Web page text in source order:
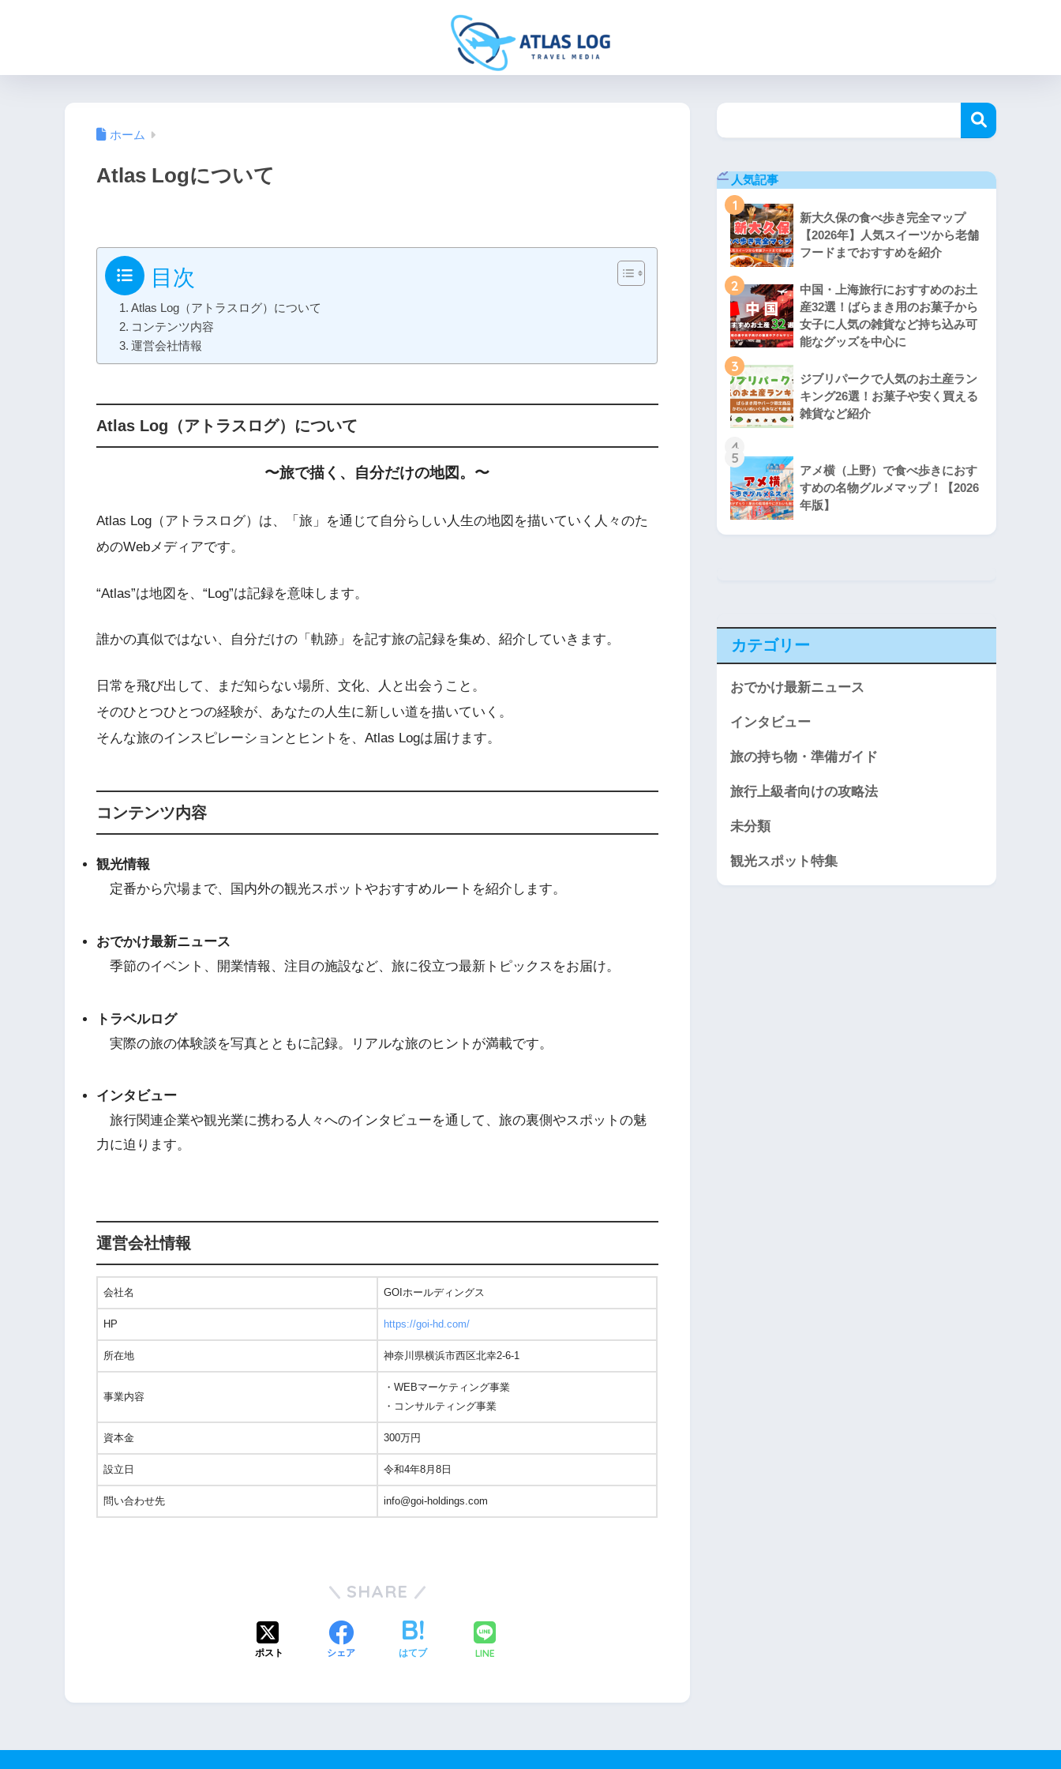
ホーム
Atlas Logについて
目次
Atlas Log（アトラスログ）について
コンテンツ内容
運営会社情報
Atlas Log（アトラスログ）について
〜旅で描く、自分だけの地図。〜
Atlas Log（アトラスログ）は、「旅」を通じて自分らしい人生の地図を描いていく人々のた
めのWebメディアです。
“Atlas”は地図を、“Log”は記録を意味します。
誰かの真似ではない、自分だけの「軌跡」を記す旅の記録を集め、紹介していきます。
日常を飛び出して、まだ知らない場所、文化、人と出会うこと。
そのひとつひとつの経験が、あなたの人生に新しい道を描いていく。
そんな旅のインスピレーションとヒントを、Atlas Logは届けます。
コンテンツ内容
観光情報
定番から穴場まで、国内外の観光スポットやおすすめルートを紹介します。
おでかけ最新ニュース
季節のイベント、開業情報、注目の施設など、旅に役立つ最新トピックスをお届け。
トラベルログ
実際の旅の体験談を写真とともに記録。リアルな旅のヒントが満載です。
インタビュー
旅行関連企業や観光業に携わる人々へのインタビューを通して、旅の裏側やスポットの魅
力に迫ります。
運営会社情報
会社名 GOIホールディングス
HP https://goi-hd.com/
所在地 神奈川県横浜市西区北幸2-6-1
事業内容
・WEBマーケティング事業
・コンサルティング事業
資本金 300万円
設立日 令和4年8月8日
問い合わせ先 info@goi-holdings.com
SHARE
ポスト シェア はてブ LINE
人気記事
1
新大久保の食べ歩き完全マップ
【2026年】人気スイーツから老舗
フードまでおすすめを紹介
2
中国・上海旅行におすすめのお土
産32選！ばらまき用のお菓子から
女子に人気の雑貨など持ち込み可
能なグッズを中心に
3
ジブリパークで人気のお土産ラン
キング26選！お菓子や安く買える
雑貨など紹介
4
5
アメ横（上野）で食べ歩きにおす
すめの名物グルメマップ！【2026
年版】
カテゴリー
おでかけ最新ニュース
インタビュー
旅の持ち物・準備ガイド
旅行上級者向けの攻略法
未分類
観光スポット特集